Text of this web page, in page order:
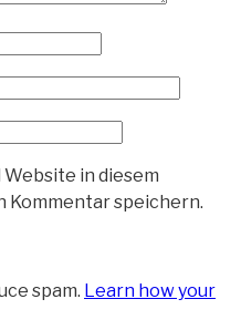
Website in diesem
Kommentar speichern.
spam. Learn how your